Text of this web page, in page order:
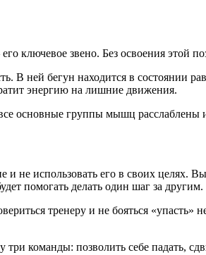
ключевое звено. Без освоения этой
В ней бегун находится в состоянии
энергию на лишние движения.
основные группы мышц расслаблены
не использовать его в своих целях.
помогать делать один шаг за другим.
тренеру и не бояться «упасть»
команды: позволить себе падать,